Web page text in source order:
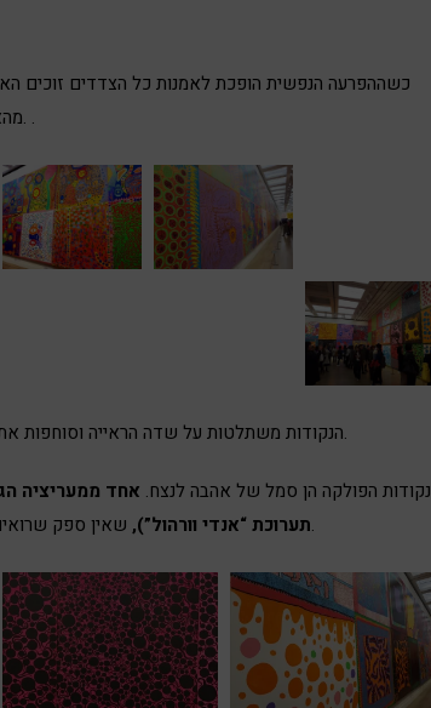
כשההפרעה הנפשית הופכת לאמנות כל הצדדים זוכים
מהאמנות. .
הנקודות משתלטות על שדה הראייה וסוחפות את הצופה לעולם הפנטזיה המטורפת שיצרה האמנית.
נקודות הפולקה הן סמל של אהבה לנצח. אחד ממעריציה
תערוכת “אנדי וורהול”),שאין ספק שרואים את ההשפעה של האמנית היפנית בעבודותיו.